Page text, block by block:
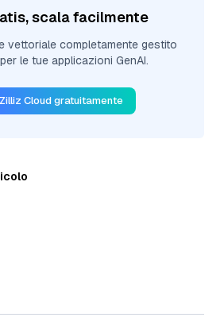
scala facilmente
vettoriale completamente gestito
le tue applicazioni GenAI.
Cloud gratuitamente